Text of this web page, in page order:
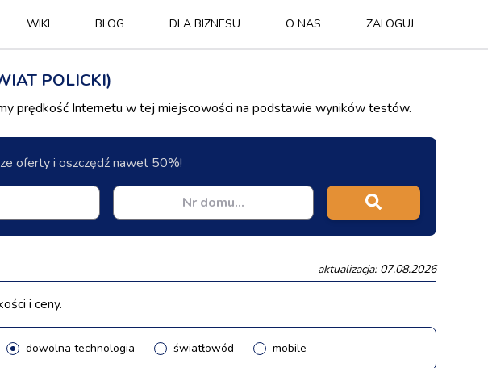
WIKI BLOG DLA BIZNESU O NAS ZALOGUJ
POLICKI)
prędkość Internetu w tej miejscowości na podstawie wyników testów.
oferty i oszczędź nawet 50%!
aktualizacja: 07.08.2026
i ceny.
dowolna technologia światłowód mobile